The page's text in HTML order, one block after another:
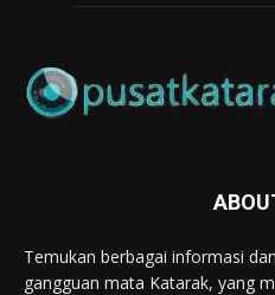
Temukan berbagai informasi
gangguan mata Katarak, yang